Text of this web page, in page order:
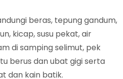
beras, tepung gandum,
kicap, susu pekat, air
di samping selimut, pek
berus dan ubat gigi serta
dan kain batik.